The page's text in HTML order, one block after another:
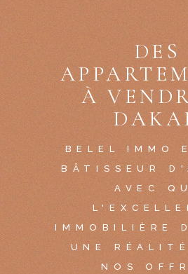
DES
À
BELEL IMMO
BÂTISSEUR
AVEC
IMMOBILIÈRE
UNE
NOS